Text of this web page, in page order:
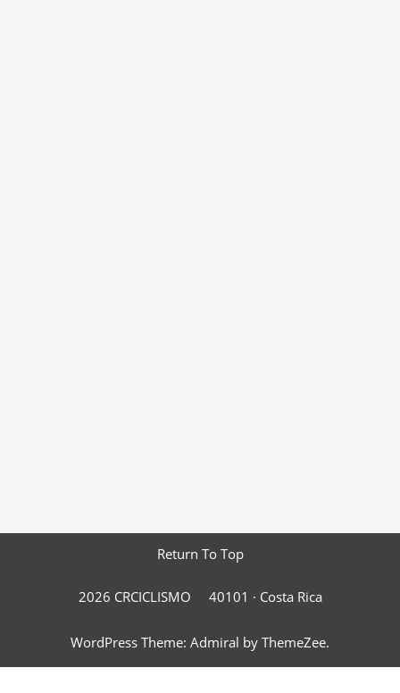
Return To Top
2026 CRCICLISMO 40101 · Costa Rica
WordPress Theme: Admiral by ThemeZee.